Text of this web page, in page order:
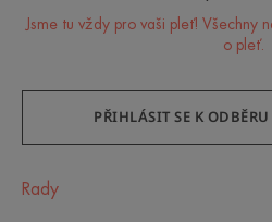
Jsme tu vždy pro vaši pleť! Všechny
o pleť.
PŘIHLÁSIT SE K ODBĚRU
Rady